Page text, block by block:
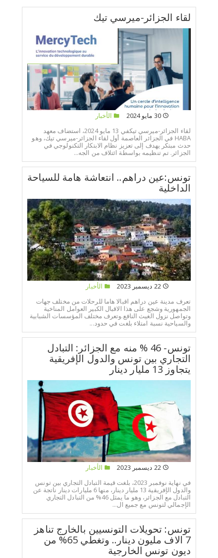
لقاء الجزائر-ميرسي تيك
30 مايو 2024
الأخبار
لقاء الجزائر-ميرسي تيكفي 13 مايو 2024، استضاف معهد
HABA في الجزائر العاصمة أول لقاء الجزائر-ميرسي تيك، وهو
حدث مبتكر يهدف إلى تعزيز نظام الابتكار التكنولوجي في
الجزائر. تم تنظيمه بواسطة ائتلاف من الجه...
تونس:عين دراهم.. انتعاشة هامة للسياحة
الداخلية
22 ديسمبر 2023
الأخبار
تعرف مدينة عين دراهم اقبالا هاما للرحلات من مختلف جهات
الجمهورية وشجع على هذا الاقبال الكبير العوامل المناخية
وتواصل نزول الغيث النافع.وتعرف مختلف المؤسسات الشبابية
والسياحية نسبة امتلاء بلغت في حدود...
تونس- 46 % منه مع الجزائر: التبادل
التجاري بين تونس والدول الإفريقية
يتجاوز 13 مليار دينار
22 ديسمبر 2023
الأخبار
في نهاية نوفمبر 2023، بلغت قيمة التبادل التجاري بين تونس
والدول الإفريقية 13 مليار دينار، منها 6 مليارات دينار ناتجة عن
التبادل مع الجزائر، وهو ما يمثل 46% من التبادل التجاري
الإجمالي لتونس مع جميع ال...
تونس: تحويلات التونسيين بالخارج تناهز
7 الاف مليون دينار.. وتغطي 65% من
ديون تونس الخارجية